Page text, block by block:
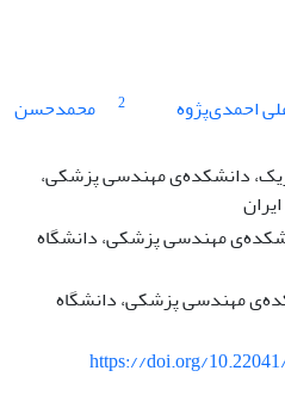
احمدی‌پژوه 2
محمدحسن
دانشکده‌ی مهندسی پزشکی،
مهندسی پزشکی، دانشگاه
مهندسی پزشکی، دانشگاه
https://doi.org/